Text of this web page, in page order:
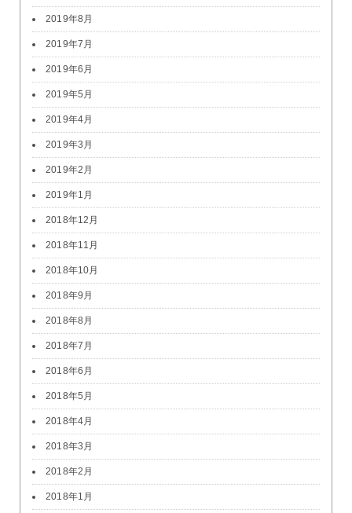
2019年8月
2019年7月
2019年6月
2019年5月
2019年4月
2019年3月
2019年2月
2019年1月
2018年12月
2018年11月
2018年10月
2018年9月
2018年8月
2018年7月
2018年6月
2018年5月
2018年4月
2018年3月
2018年2月
2018年1月